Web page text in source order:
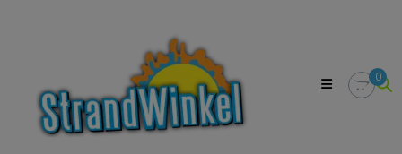
zodat
strandgevoel
0